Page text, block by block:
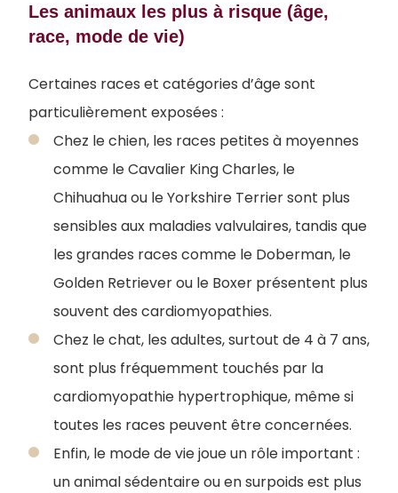
Les animaux les plus à risque (âge,
race, mode de vie)
Certaines races et catégories d’âge sont
particulièrement exposées :
Chez le chien, les races petites à moyennes
comme le Cavalier King Charles, le
Chihuahua ou le Yorkshire Terrier sont plus
sensibles aux maladies valvulaires, tandis que
les grandes races comme le Doberman, le
Golden Retriever ou le Boxer présentent plus
souvent des cardiomyopathies.
Chez le chat, les adultes, surtout de 4 à 7 ans,
sont plus fréquemment touchés par la
cardiomyopathie hypertrophique, même si
toutes les races peuvent être concernées.
Enfin, le mode de vie joue un rôle important :
un animal sédentaire ou en surpoids est plus